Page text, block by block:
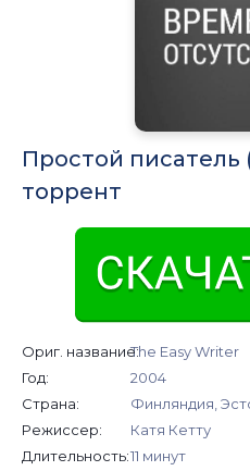
Простой писатель
торрент
Ориг. название:The Easy Writer
Год:
2004
Страна:
Финляндия,
Режиссер:
Катя Кетту
Длительность:11 минут